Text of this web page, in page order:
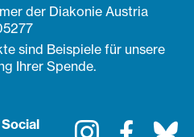
der Diakonie Austria
sind Beispiele für unsere
Ihrer Spende.
Instagram